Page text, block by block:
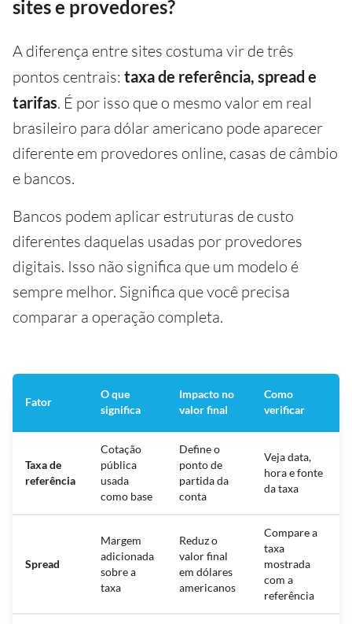
sites e provedores?
A diferença entre sites costuma vir de três
pontos centrais: taxa de referência, spread e
tarifas. É por isso que o mesmo valor em real
brasileiro para dólar americano pode aparecer
diferente em provedores online, casas de câmbio
e bancos.
Bancos podem aplicar estruturas de custo
diferentes daquelas usadas por provedores
digitais. Isso não significa que um modelo é
sempre melhor. Significa que você precisa
comparar a operação completa.
Fator
O que
significa
Impacto no
valor final
Como
verificar
Taxa de
referência
Cotação
pública
usada
como base
Define o
ponto de
partida da
conta
Veja data,
hora e fonte
da taxa
Spread
Margem
adicionada
sobre a
taxa
Reduz o
valor final
em dólares
americanos
Compare a
taxa
mostrada
com a
referência